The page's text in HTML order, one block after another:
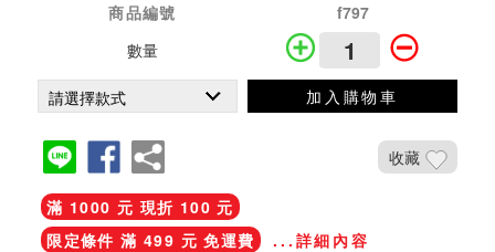
商品編號
f797
數量
加入購物車
收藏
滿 1000 元 現折 100 元
限定條件 滿 499 元 免運費
...詳細內容